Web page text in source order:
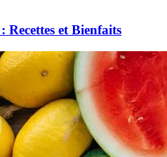
Recettes et Bienfaits